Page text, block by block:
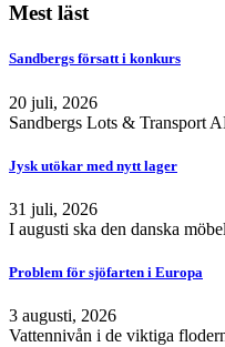
Mest läst
Sandbergs försatt i konkurs
20 juli, 2026
Sandbergs Lots & Transport
Jysk utökar med nytt lager
31 juli, 2026
I augusti ska den danska
Problem för sjöfarten i Europa
3 augusti, 2026
Vattennivån i de viktiga